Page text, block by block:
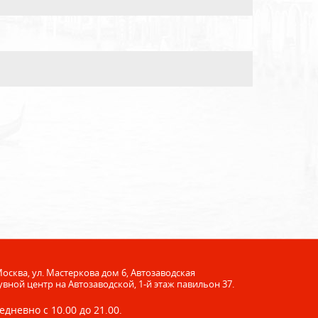
ул. Мастеркова дом 6, Автозаводская
центр на Автозаводской, 1-й этаж павильон 37.
с 10.00 до 21.00.